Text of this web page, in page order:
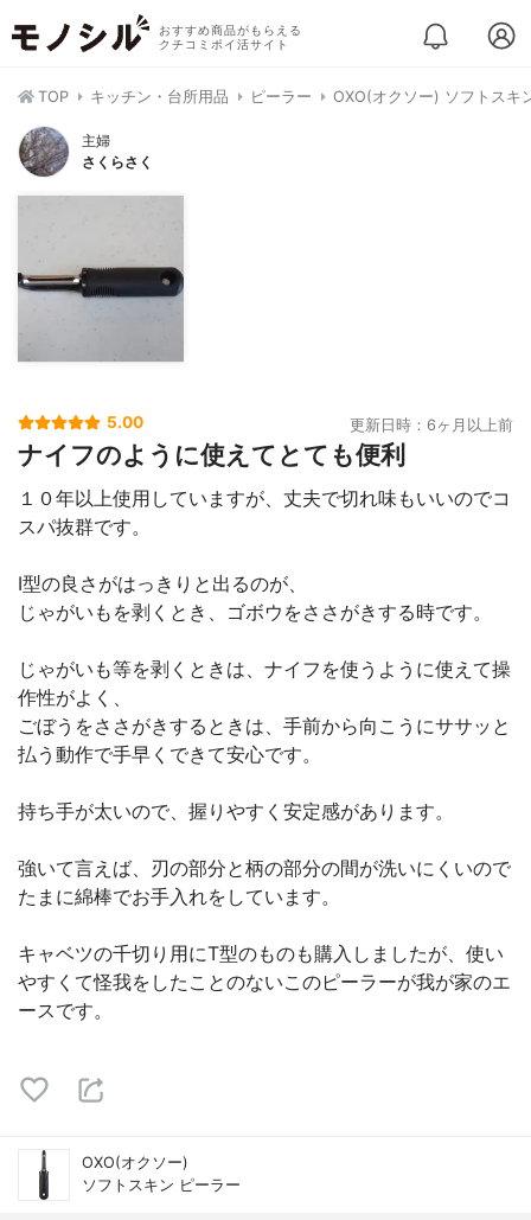
おすすめ商品がもらえる
クチコミポイ活サイト
TOP キッチン・台所用品 ピーラー OXO(オクソー) ソフトスキ
主婦
さくらさく
5.00 更新日時：6ヶ月以上前
ナイフのように使えてとても便利
１０年以上使用していますが、丈夫で切れ味もいいのでコ
スパ抜群です。
I型の良さがはっきりと出るのが、
じゃがいもを剥くとき、ゴボウをささがきする時です。
じゃがいも等を剥くときは、ナイフを使うように使えて操
作性がよく、
ごぼうをささがきするときは、手前から向こうにササッと
払う動作で手早くできて安心です。
持ち手が太いので、握りやすく安定感があります。
強いて言えば、刃の部分と柄の部分の間が洗いにくいので
たまに綿棒でお手入れをしています。
キャベツの千切り用にT型のものも購入しましたが、使い
やすくて怪我をしたことのないこのピーラーが我が家のエ
ースです。
OXO(オクソー)
ソフトスキン ピーラー